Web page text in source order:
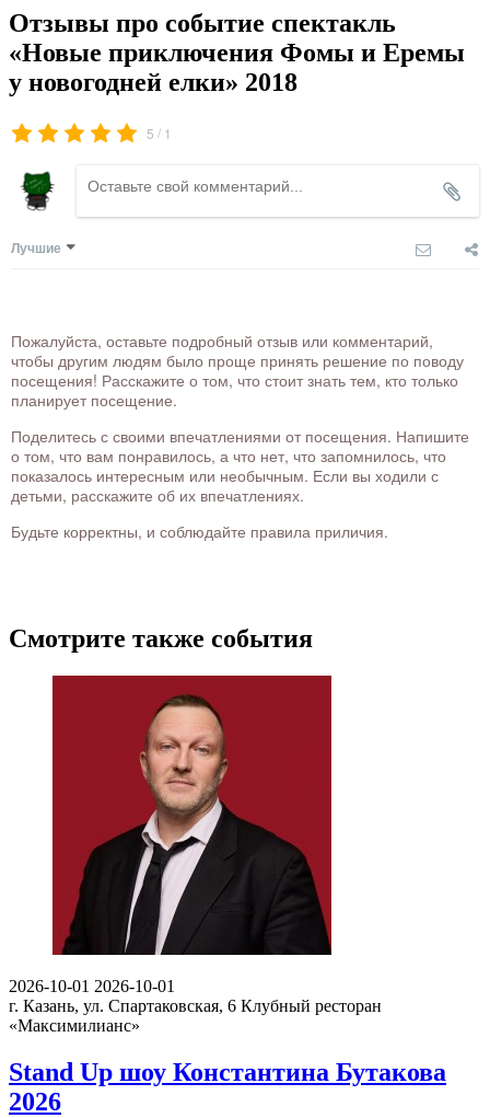
Отзывы про событие спектакль
«Новые приключения Фомы и Еремы
у новогодней елки» 2018
5 / 1
Лучшие
Пожалуйста, оставьте подробный отзыв или комментарий,
чтобы другим людям было проще принять решение по поводу
посещения! Расскажите о том, что стоит знать тем, кто только
планирует посещение.
Поделитесь с своими впечатлениями от посещения. Напишите
о том, что вам понравилось, а что нет, что запомнилось, что
показалось интересным или необычным. Если вы ходили с
детьми, расскажите об их впечатлениях.
Будьте корректны, и соблюдайте правила приличия.
Смотрите также события
2026-10-01 2026-10-01
г. Казань, ул. Спартаковская, 6 Клубный ресторан
«Максимилианс»
Stand Up шоу Константина Бутакова
2026